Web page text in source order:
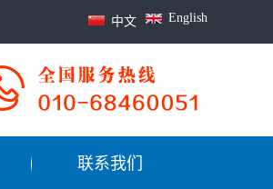
English
中文
联系我们